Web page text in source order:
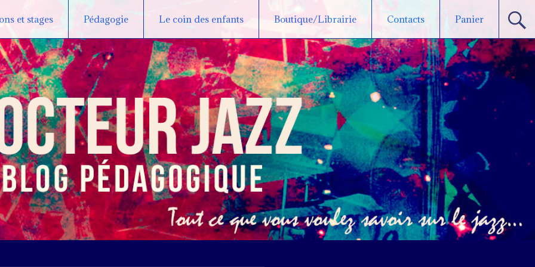
et stages Pédagogie Le coin des enfants Boutique/Librairie Contacts Panier